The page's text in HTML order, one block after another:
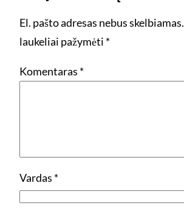
El. pašto adresas nebus skelbiamas.
laukeliai pažymėti *
Komentaras *
Vardas *